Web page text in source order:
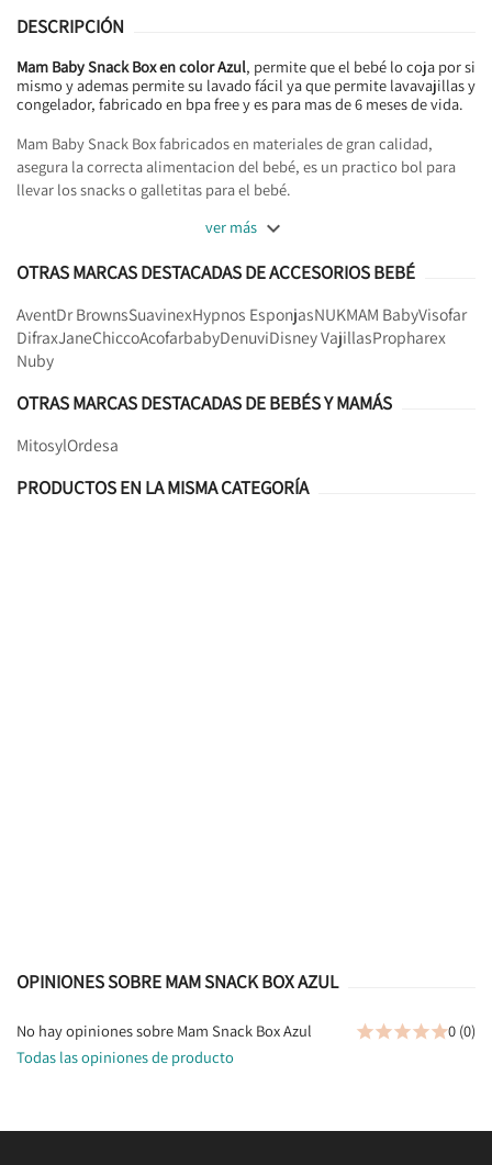
DESCRIPCIÓN
Mam Baby Snack Box en color Azul, permite que el bebé lo coja por si
mismo y ademas permite su lavado fácil ya que permite lavavajillas y
congelador, fabricado en bpa free y es para mas de 6 meses de vida.
Mam Baby Snack Box fabricados en materiales de gran calidad,
asegura la correcta alimentacion del bebé, es un practico bol para
llevar los snacks o galletitas para el bebé.
ver más 
OTRAS MARCAS DESTACADAS DE ACCESORIOS BEBÉ
AventDr BrownsSuavinexHypnos EsponjasNUKMAM BabyVisofar
DifraxJaneChiccoAcofarbabyDenuviDisney VajillasPropharex
Nuby
OTRAS MARCAS DESTACADAS DE BEBÉS Y MAMÁS
MitosylOrdesa
PRODUCTOS EN LA MISMA CATEGORÍA
OPINIONES SOBRE MAM SNACK BOX AZUL
No hay opiniones sobre Mam Snack Box Azul 0 (0)
Todas las opiniones de producto